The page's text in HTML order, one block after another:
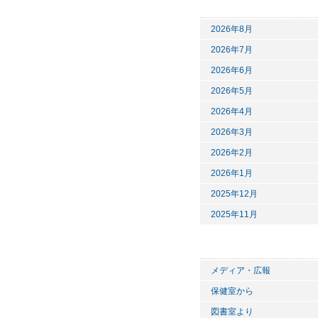
2026年8月
2026年7月
2026年6月
2026年5月
2026年4月
2026年3月
2026年2月
2026年1月
2025年12月
2025年11月
メディア・広報
保健室から
図書室より